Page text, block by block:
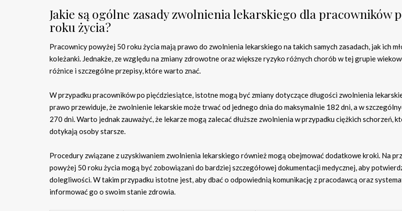
Jakie są ogólne zasady zwolnienia lekarskiego dla pracowników
roku życia?
Pracownicy powyżej 50 roku życia mają prawo do zwolnienia lekarskiego na takich samych zasadach, jak ich
koleżanki. Jednakże, ze względu na zmiany zdrowotne oraz większe ryzyko różnych chorób w tej grupie
różnice i szczególne przepisy, które warto znać.
W przypadku pracowników po pięćdziesiątce, istotne mogą być zmiany dotyczące długości zwolnienia
prawo przewiduje, że zwolnienie lekarskie może trwać od jednego dnia do maksymalnie 182 dni, a w
270 dni. Warto jednak zauważyć, że lekarze mogą zalecać dłuższe zwolnienia w przypadku ciężkich schorzeń,
dotykają osoby starsze.
Procedury związane z uzyskiwaniem zwolnienia lekarskiego również mogą obejmować dodatkowe kroki. Na
powyżej 50 roku życia mogą być zobowiązani do bardziej szczegółowej dokumentacji medycznej, aby
dolegliwości. W takim przypadku istotne jest, aby dbać o odpowiednią komunikację z pracodawcą oraz
informować go o swoim stanie zdrowia.